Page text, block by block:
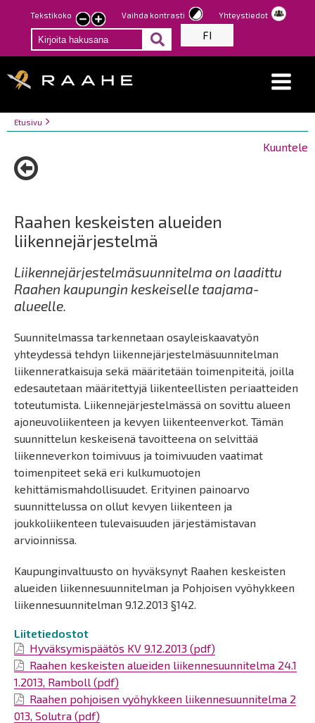
Hyppää
pääsisältöön
Tekstikoko
Pienennä
tekstin
kokoa
Suurenna
tekstin
kokoa
Vaihda kontrasti Yhteystiedot
FI
Breadcrumbs
You
here:
Etusivu
Kuuntele
Raahen keskeisten alueiden
liikennejärjestelmä
Liikennejärjestelmäsuunnitelma on laadittu
Raahen kaupungin keskeiselle taajama-
alueelle.
Suunnitelmassa tarkennetaan osayleiskaavatyön
yhteydessä tehdyn liikennejärjestelmäsuunnitelman
liikenneratkaisuja sekä määritetään toimenpiteitä, joilla
edesautetaan määritettyjä liikenteellisten periaatteiden
toteutumista. Liikennejärjestelmässä on sovittu alueen
ajoneuvoliikenteen ja kevyen liikenteenverkot. Tämän
suunnittelun keskeisenä tavoitteena on selvittää
liikenneverkon toimivuus ja toimivuuden vaatimat
toimenpiteet sekä eri kulkumuotojen
kehittämismahdollisuudet. Erityinen painoarvo
suunnittelussa on ollut kevyen liikenteen ja
joukkoliikenteen tulevaisuuden järjestämistavan
arvioinnissa.
Kaupunginvaltuusto on hyväksynyt Raahen keskeisten
alueiden liikennesuunnitelman ja Pohjoisen vyöhykkeen
liikennesuunnitelman 9.12.2013 §142.
Liitetiedostot
Hyväksymispäätös KV 9.12.2013 (pdf)
Raahen keskeisten alueiden liikennesuunnitelma 24.1
1.2013, Ramboll (pdf)
Raahen pohjoisen vyöhykkeen liikennesuunnitelma 2
013, Solutra (pdf)